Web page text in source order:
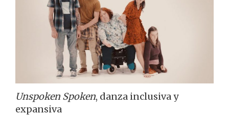
Unspoken Spoken, danza inclusiva y
expansiva